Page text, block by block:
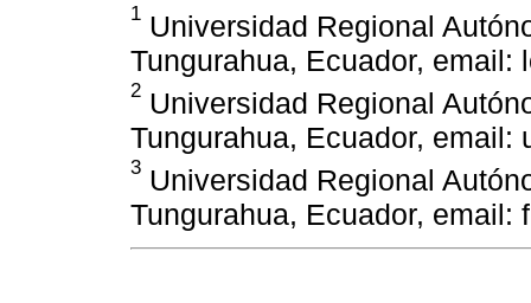
1 Universidad Regional
Tungurahua, Ecuador, email:
2 Universidad Regional
Tungurahua, Ecuador, email:
3 Universidad Regional
Tungurahua, Ecuador, email: